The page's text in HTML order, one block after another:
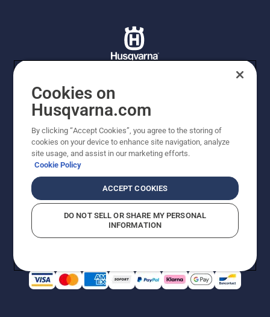
© Husqvarna AB (publ). Tutti i diritti riservati. I prezzi
proposti sono prezzi consigliati non vincolanti di
aderenti all’iniziativa, a meno che il prodotto non sia
disponibile per l'acquisto diretto. Prezzi in CHF
comprensivi di IVA all’ 8,1% e TRA. Con riserva di errori e
modifiche di forma, tecnologia, dotazione e prezzo.
Quanto scritto o raffigurato non costituisce
Informativa sui cookieTermini di utilizzo
Informativa sulla privacyRiferimentiCGVF Negozio online
Segnalazione di presunte violazioni
Cookies on
Husqvarna.com
By clicking “Accept Cookies”, you agree to the storing of
cookies on your device to enhance site navigation, analyze
site usage, and assist in our marketing efforts.
Cookie Policy
ACCEPT COOKIES
DO NOT SELL OR SHARE MY PERSONAL
INFORMATION